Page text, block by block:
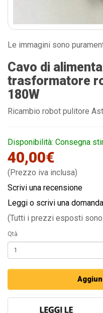
Le immagini sono
Cavo di
trasformatore
180W
Ricambio robot pulitore
Disponibilità: Consegna
40,00€
(Prezzo iva inclusa)
Scrivi una recensione
Leggi o scrivi una
(Tutti i prezzi esposti
Qtà